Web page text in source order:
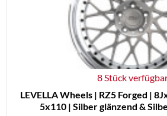
8 Stück
LEVELLA Wheels | RZ5 Forged |
5x110 | Silber glänzend &